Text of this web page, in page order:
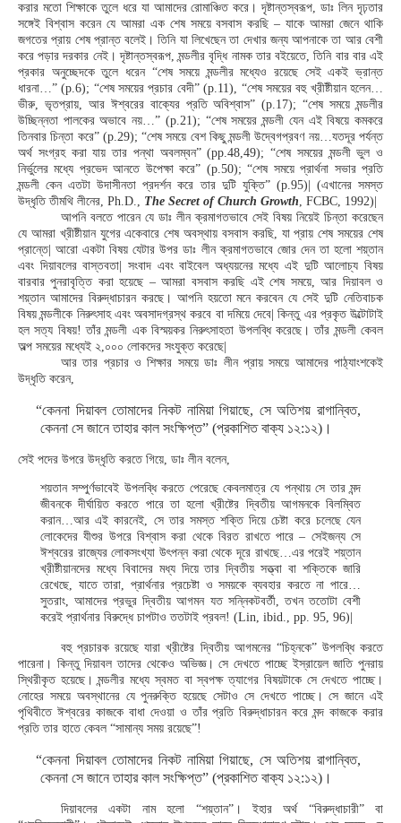
করার মতো শিক্ষাকে তুলে ধরে যা আমাদের রোমাঞ্চিত করে। দৃষ্টান্তস্বরূপ, ডাঃ লিন দৃঢ়তার
সঙ্গেই বিশ্বাস করেন যে আমরা এক শেষ সময়ে বসবাস করছি – যাকে আমরা জেনে থাকি
জগতের প্রায় শেষ প্রান্ত বলেই। তিনি যা লিখেছেন তা দেখার জন্য আপনাকে তা আর বেশী
করে পড়ার দরকার নেই। দৃষ্টান্তস্বরূপ, মন্ডলীর বৃদ্ধি নামক তার বইয়েতে, তিনি বার বার এই
প্রকার অনুচ্ছেদকে তুলে ধরেন “শেষ সময়ে মন্ডলীর মধ্যেও রয়েছে সেই একই ভ্রান্ত
ধারনা…” (p.6); “শেষ সময়ের প্রচার বেদী” (p.11), “শেষ সময়ের বহু খ্রীষ্টীয়ান হলেন…
ভীরু, ভৃতপ্রায়, আর ঈশ্বরের বাক্যের প্রতি অবিশ্বাস” (p.17); “শেষ সময়ে মন্ডলীর
উচ্ছিন্নতা পালকের অভাবে নয়…” (p.21); “শেষ সময়ের মন্ডলী যেন এই বিষয়ে কমকরে
তিনবার চিন্তা করে” (p.29); “শেষ সময়ে বেশ কিছু মন্ডলী উদ্বেগপ্রবণ নয়…যতদূর পর্যন্ত
অর্থ সংগ্রহ করা যায় তার পন্থা অবলম্বন” (pp.48,49); “শেষ সময়ের মন্ডলী ভুল ও
নির্ভুলের মধ্যে প্রভেদ আনতে উপেক্ষা করে” (p.50); “শেষ সময়ে প্রার্থনা সভার প্রতি
মন্ডলী কেন এতটা উদাসীনতা প্রদর্শন করে তার দুটি যুক্তি” (p.95)| (এখানের সমস্ত
উদ্ধৃতি তীমথি লীনের, Ph.D., The Secret of Church Growth, FCBC, 1992)|
আপনি বলতে পারেন যে ডাঃ লীন ক্রমাগতভাবে সেই বিষয় নিয়েই চিন্তা করেছেন
যে আমরা খ্রীষ্টীয়ান যুগের একেবারে শেষ অবস্থায় বসবাস করছি, যা প্রায় শেষ সময়ের শেষ
প্রান্তে| আরো একটা বিষয় যেটার উপর ডাঃ লীন ক্রমাগতভাবে জোর দেন তা হলো শয়্তান
এবং দিয়াবলের বাস্তবতা| সংবাদ এবং বাইবেল অধ্যয়নের মধ্যে এই দুটি আলোচ্য বিষয়
বারবার পুনরাবৃত্তি করা হয়েছে – আমরা বসবাস করছি এই শেষ সময়ে, আর দিয়াবল ও
শয়্তান আমাদের বিরুদ্ধাচারন করছে। আপনি হয়তো মনে করবেন যে সেই দুটি নেতিবাচক
বিষয় মন্ডলীকে নিরুৎসাহ এবং অবসাদগ্রস্থ করবে বা দমিয়ে দেবে| কিন্তু এর প্রকৃত উল্টোটাই
হল সত্য বিষয়! তাঁর মন্ডলী এক বিস্ময়কর নিরুৎসাহতা উপলব্ধি করেছে। তাঁর মন্ডলী কেবল
অল্প সময়ের মধ্যেই ২,০০০ লোকদের সংযুক্ত করেছে|
আর তার প্রচার ও শিক্ষার সময়ে ডাঃ লীন প্রায় সময়ে আমাদের পাঠ্যাংশকেই
উদ্ধৃতি করেন,
“কেননা দিয়াবল তোমাদের নিকট নামিয়া গিয়াছে, সে অতিশয় রাগান্বিত,
কেননা সে জানে তাহার কাল সংক্ষিপ্ত” (প্রকাশিত বাক্য ১২:১২)।
সেই পদের উপরে উদ্ধৃতি করতে গিয়ে, ডাঃ লীন বলেন,
শয়তান সম্পুর্ণভাবেই উপলব্ধি করতে পেরেছে কেবলমাত্র যে পন্থায় সে তার মন্দ
জীবনকে দীর্ঘায়িত করতে পারে তা হলো খ্রীষ্টের দ্বিতীয় আগমনকে বিলম্বিত
করান…আর এই কারনেই, সে তার সমস্ত শক্তি দিয়ে চেষ্টা করে চলেছে যেন
লোকেদের যীশুর উপরে বিশ্বাস করা থেকে বিরত রাখতে পারে – সেইজন্য সে
ঈশ্বরের রাজ্যের লোকসংখ্যা উৎপন্ন করা থেকে দূরে রাখছে…এর পরেই শয়্তান
খ্রীষ্টীয়ানদের মধ্যে বিবাদের মধ্য দিয়ে তার দ্বিতীয় সত্ত্বা বা শক্তিকে জারি
রেখেছে, যাতে তারা, প্রার্থনার প্রচেষ্টা ও সময়কে ব্যবহার করতে না পারে…
সুতরাং, আমাদের প্রভুর দ্বিতীয় আগমন যত সন্নিকটবর্তী, তখন ততোটা বেশী
করেই প্রার্থনার বিরুদ্ধে চাপটাও ততটাই প্রবল! (Lin, ibid., pp. 95, 96)|
বহু প্রচারক রয়েছে যারা খ্রীষ্টের দ্বিতীয় আগমনের “চিহ্নকে” উপলব্ধি করতে
পারেনা। কিন্তু দিয়াবল তাদের থেকেও অভিজ্ঞ। সে দেখতে পাচ্ছে ইস্রায়েল জাতি পুনরায়
স্থিরীকৃত হয়েছে। মন্ডলীর মধ্যে স্বমত বা স্বপক্ষ ত্যাগের বিষয়টাকে সে দেখতে পাচ্ছে।
নোহের সময়ে অবস্থানের যে পুনরুক্তি হয়েছে সেটাও সে দেখতে পাচ্ছে। সে জানে এই
পৃথিবীতে ঈশ্বরের কাজকে বাধা দেওয়া ও তাঁর প্রতি বিরুদ্ধাচারন করে মন্দ কাজকে করার
প্রতি তার হাতে কেবল “সামান্য সময় রয়েছে”!
“কেননা দিয়াবল তোমাদের নিকট নামিয়া গিয়াছে, সে অতিশয় রাগান্বিত,
কেননা সে জানে তাহার কাল সংক্ষিপ্ত” (প্রকাশিত বাক্য ১২:১২)।
দিয়াবলের একটা নাম হলো “শয়্তান”। ইহার অর্থ “বিরুদ্ধাচারী” বা